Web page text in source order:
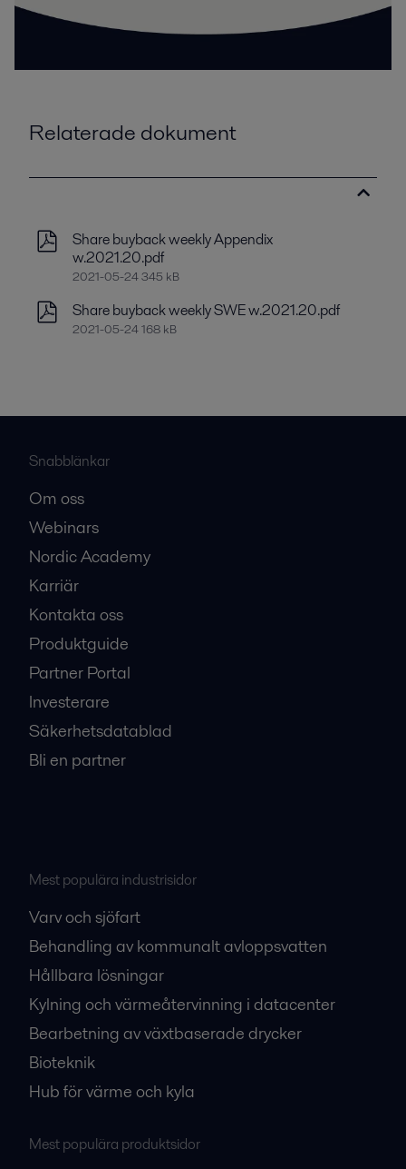
Relaterade dokument
Share buyback weekly Appendix
w.2021.20.pdf
2021-05-24 345 kB
Share buyback weekly SWE w.2021.20.pdf
2021-05-24 168 kB
Snabblänkar
Om oss
Webinars
Nordic Academy
Karriär
Kontakta oss
Produktguide
Partner Portal
Investerare
Säkerhetsdatablad
Bli en partner
Mest populära industrisidor
Varv och sjöfart
Behandling av kommunalt avloppsvatten
Hållbara lösningar
Kylning och värmeåtervinning i datacenter
Bearbetning av växtbaserade drycker
Bioteknik
Hub för värme och kyla
Mest populära produktsidor